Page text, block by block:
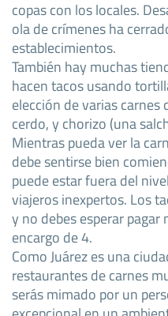
copas con los locales.
ola de crímenes ha
establecimientos.
También hay muchas
hacen tacos usando
elección de varias carnes
cerdo, y chorizo (una
Mientras pueda ver la
debe sentirse bien
puede estar fuera del
viajeros inexpertos. Los
y no debes esperar
encargo de 4.
Como Juárez es una
restaurantes de carnes
serás mimado por un